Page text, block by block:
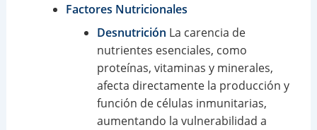
Factores Nutricionales
Desnutrición La carencia de
nutrientes esenciales, como
proteínas, vitaminas y minerales,
afecta directamente la producción y
función de células inmunitarias,
aumentando la vulnerabilidad a